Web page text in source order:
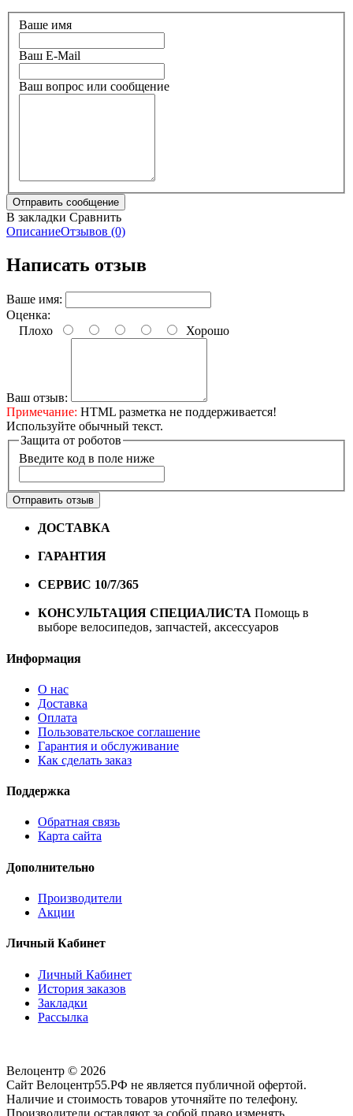
Ваше имя
Ваш E-Mail
Ваш вопрос или сообщение
В закладки Сравнить
ОписаниеОтзывов (0)
Написать отзыв
Ваше имя:
Оценка:
Плохо
Хорошо
Ваш отзыв:
Примечание: HTML разметка не поддерживается!
Используйте обычный текст.
Защита от роботов
Введите код в поле ниже
Отправить отзыв
ДОСТАВКА
ГАРАНТИЯ
СЕРВИС 10/7/365
КОНСУЛЬТАЦИЯ СПЕЦИАЛИСТА Помощь в
выборе велосипедов, запчастей, аксессуаров
Информация
О нас
Доставка
Оплата
Пользовательское соглашение
Гарантия и обслуживание
Как сделать заказ
Поддержка
Обратная связь
Карта сайта
Дополнительно
Производители
Акции
Личный Кабинет
Личный Кабинет
История заказов
Закладки
Рассылка
Велоцентр © 2026
Сайт Велоцентр55.РФ не является публичной офертой.
Наличие и стоимость товаров уточняйте по телефону.
Производители оставляют за собой право изменять